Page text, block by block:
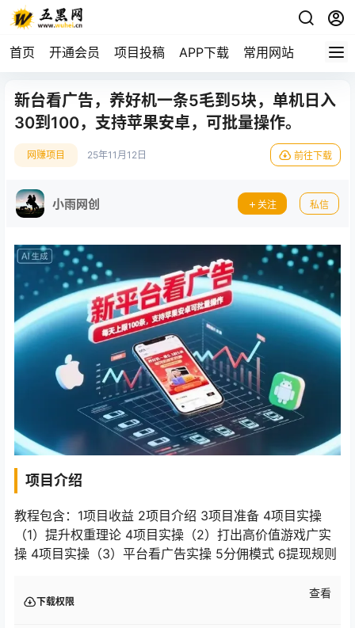
首页 开通会员 项目投稿 APP下载 常用网站
新台看广告，养好机一条5毛到5块，单机日入
30到100，支持苹果安卓，可批量操作。
网赚项目 25年11月12日 前往下载
小雨网创 关注 私信
项目介绍
教程包含：1项目收益 2项目介绍 3项目准备 4项目实操
（1）提升权重理论 4项目实操（2）打出高价值游戏广实
操 4项目实操（3）平台看广告实操 5分佣模式 6提现规则
下载权限
查看